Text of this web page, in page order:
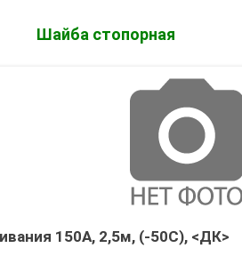
Шайба стопорная
150А, 2,5м, (-50С), <ДК>